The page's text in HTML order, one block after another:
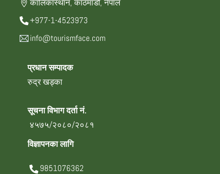
कालिकास्थान, काठमाडौँ, नेपाल
+977-1-4523973
info@tourismface.com
प्रधान सम्पादक
रुद्र खड्का
सूचना विभाग दर्ता नं.
४५७५/२०८०/२०८१
विज्ञापनका लागि
9851076362